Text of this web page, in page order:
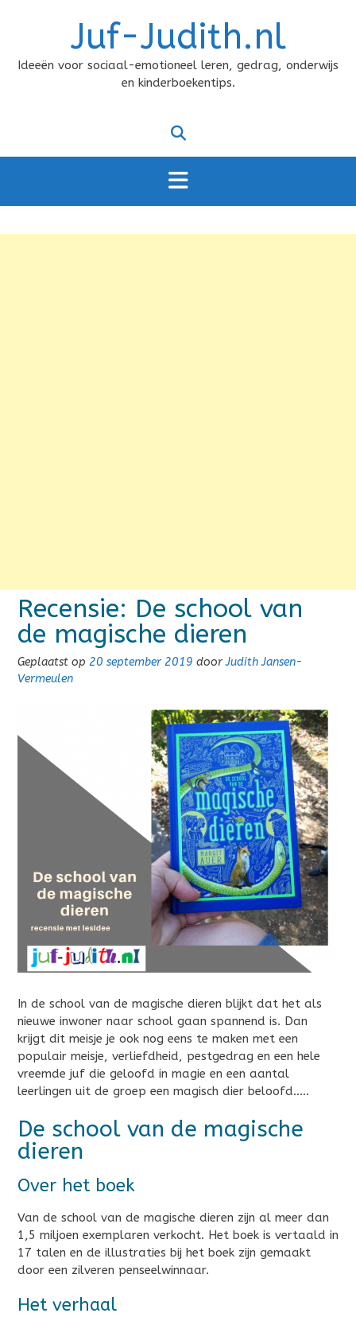
Juf-Judith.nl
Ideeën voor sociaal-emotioneel leren, gedrag, onderwijs
en kinderboekentips.
Recensie: De school van
de magische dieren
Geplaatst op 20 september 2019 doorJudith Jansen-
Vermeulen
In de school van de magische dieren blijkt dat het als
nieuwe inwoner naar school gaan spannend is. Dan
krijgt dit meisje je ook nog eens te maken met een
populair meisje, verliefdheid, pestgedrag en een hele
vreemde juf die geloofd in magie en een aantal
leerlingen uit de groep een magisch dier beloofd…..
De school van de magische
dieren
Over het boek
Van de school van de magische dieren zijn al meer dan
1,5 miljoen exemplaren verkocht. Het boek is vertaald in
17 talen en de illustraties bij het boek zijn gemaakt
door een zilveren penseelwinnaar.
Het verhaal